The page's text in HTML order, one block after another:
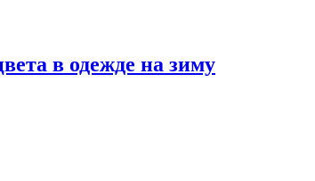
в одежде на зиму